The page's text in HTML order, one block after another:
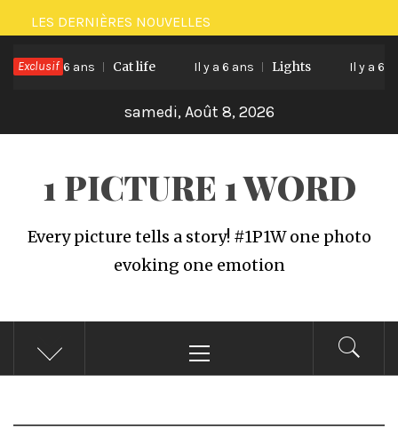
Passer
au
contenu
LES DERNIÈRES NOUVELLES
Exclusif
Il y a 6 ans Cat life Il y a 6 ans Lights Il y a 6 ans
samedi, Août 8, 2026
1 PICTURE 1 WORD
Every picture tells a story! #1P1W one photo
evoking one emotion
principal